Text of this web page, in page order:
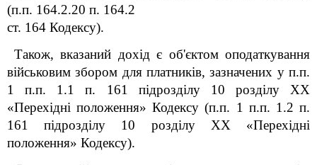
(п.п. 164.2.20 п. 164.2
ст. 164 Кодексу).
Також, вказаний дохід є об'єктом оподаткування
військовим збором для платників, зазначених у п.п.
1 п.п. 1.1 п. 161
підрозділу 10 розділу XX
«Перехідні положення»Кодексу (п.п. 1 п.п. 1.2 п.
161
підрозділу 10 розділу XX «Перехідні
положення» Кодексу).